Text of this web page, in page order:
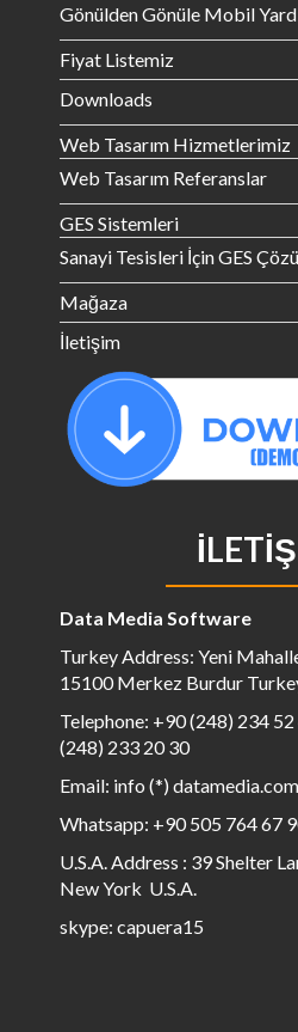
Gönülden Gönüle Mobil
Fiyat Listemiz
Downloads
Web Tasarım Hizmetlerimiz
Web Tasarım Referanslar
GES Sistemleri
Sanayi Tesisleri İçin GES
Mağaza
İletişim
Data Media Software
Turkey Address: Yeni
15100 Merkez Burdur
Telephone: +90 (248) 234
(248) 233 20 30
Email: info (*)
Whatsapp: +90 505 764 67
U.S.A. Address : 39 Shelter
New York U.S.A.
skype: capuera15